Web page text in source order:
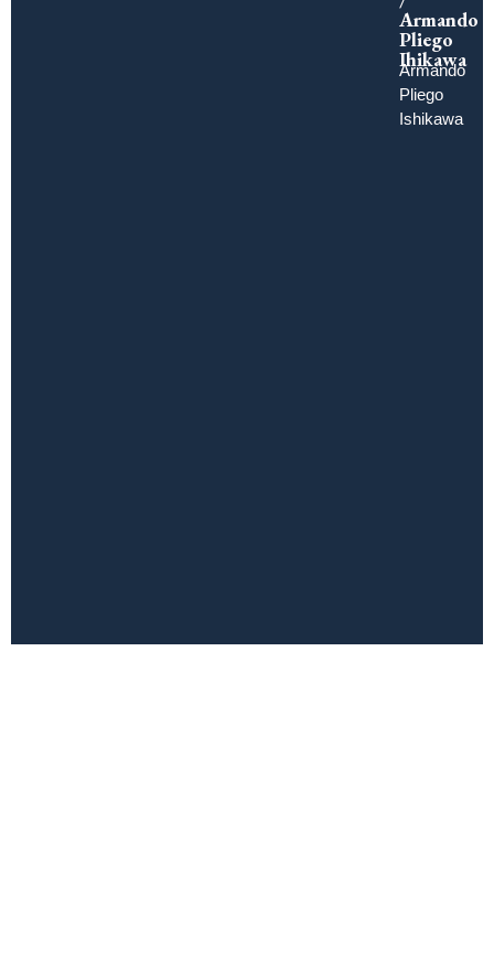
Armando
Pliego
Ihikawa
Armando
Pliego
Ishikawa